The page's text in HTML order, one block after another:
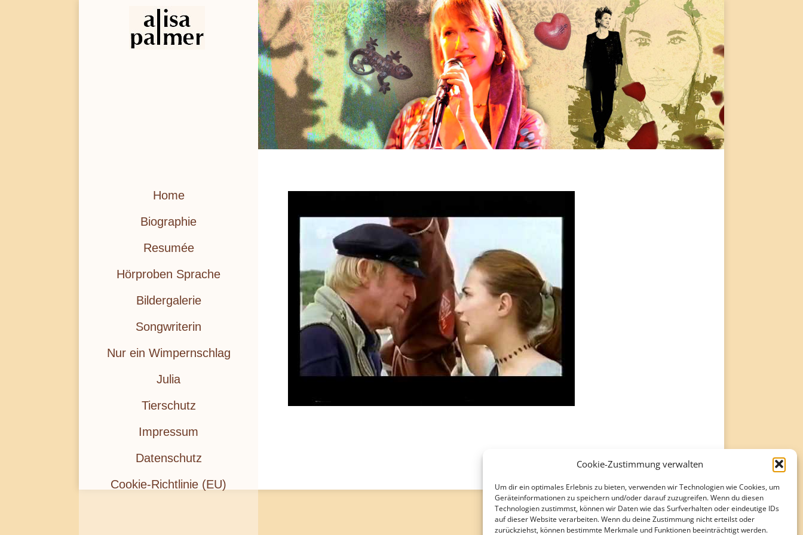
Cookie-Zustimmung verwalten
Um dir ein optimales Erlebnis zu bieten, verwenden wir Technologien wie Cookies, um
Geräteinformationen zu speichern und/oder darauf zuzugreifen. Wenn du diesen
Technologien zustimmst, können wir Daten wie das Surfverhalten oder eindeutige IDs
auf dieser Website verarbeiten. Wenn du deine Zustimmung nicht erteilst oder
zurückziehst, können bestimmte Merkmale und Funktionen beeinträchtigt werden.
Home
Biographie
Resumée
Hörproben Sprache
Bildergalerie
Songwriterin
Nur ein Wimpernschlag
Julia
Tierschutz
Impressum
Datenschutz
Cookie-Richtlinie (EU)